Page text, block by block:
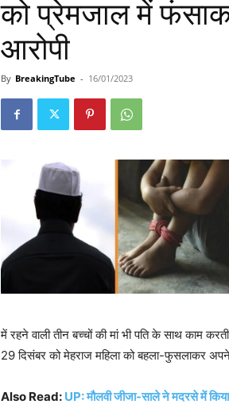
को प्रेमजाल में
आरोपी
By BreakingTube - 16/01/2023
में रहने वाली तीन बच्चों की मां भी पति के साथ काम
29 दिसंबर को मेहराज महिला को बहला-फुसलाकर
Also Read: UP: मौलवी जीजा-साले ने मदरसे में